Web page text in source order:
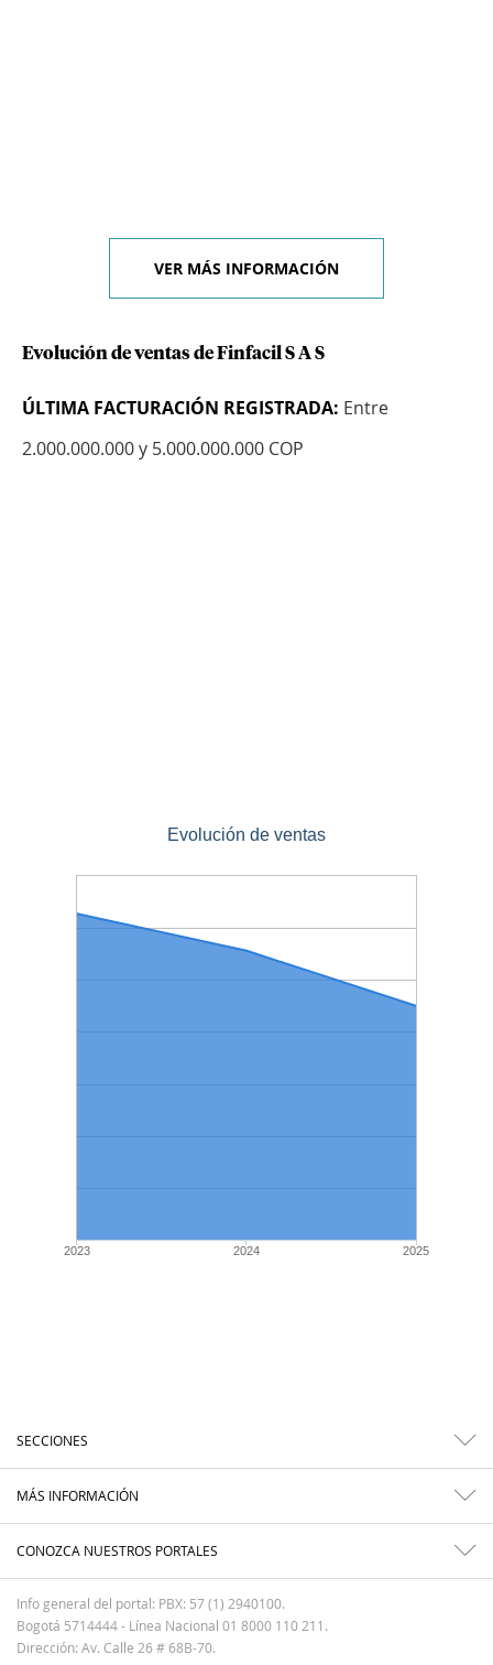
VER MÁS INFORMACIÓN
Evolución de ventas de Finfacil S A S
ÚLTIMA FACTURACIÓN REGISTRADA: Entre
2.000.000.000 y 5.000.000.000 COP
Evolución de ventas
2023 2024 2025
SECCIONES
MÁS INFORMACIÓN
CONOZCA NUESTROS PORTALES
Info general del portal: PBX: 57 (1) 2940100.
Bogotá 5714444 - Línea Nacional 01 8000 110 211.
Dirección: Av. Calle 26 # 68B-70.